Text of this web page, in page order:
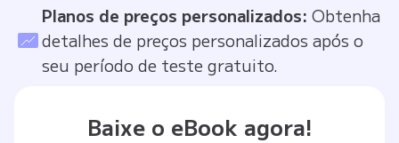
Planos de preços personalizados: Obtenha
detalhes de preços personalizados após o
seu período de teste gratuito.
Baixe o eBook agora!